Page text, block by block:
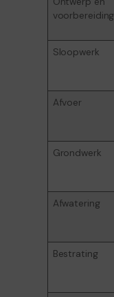
voorbereiding
Sloopwerk
Afvoer
Grondwerk
Afwatering
Bestrating